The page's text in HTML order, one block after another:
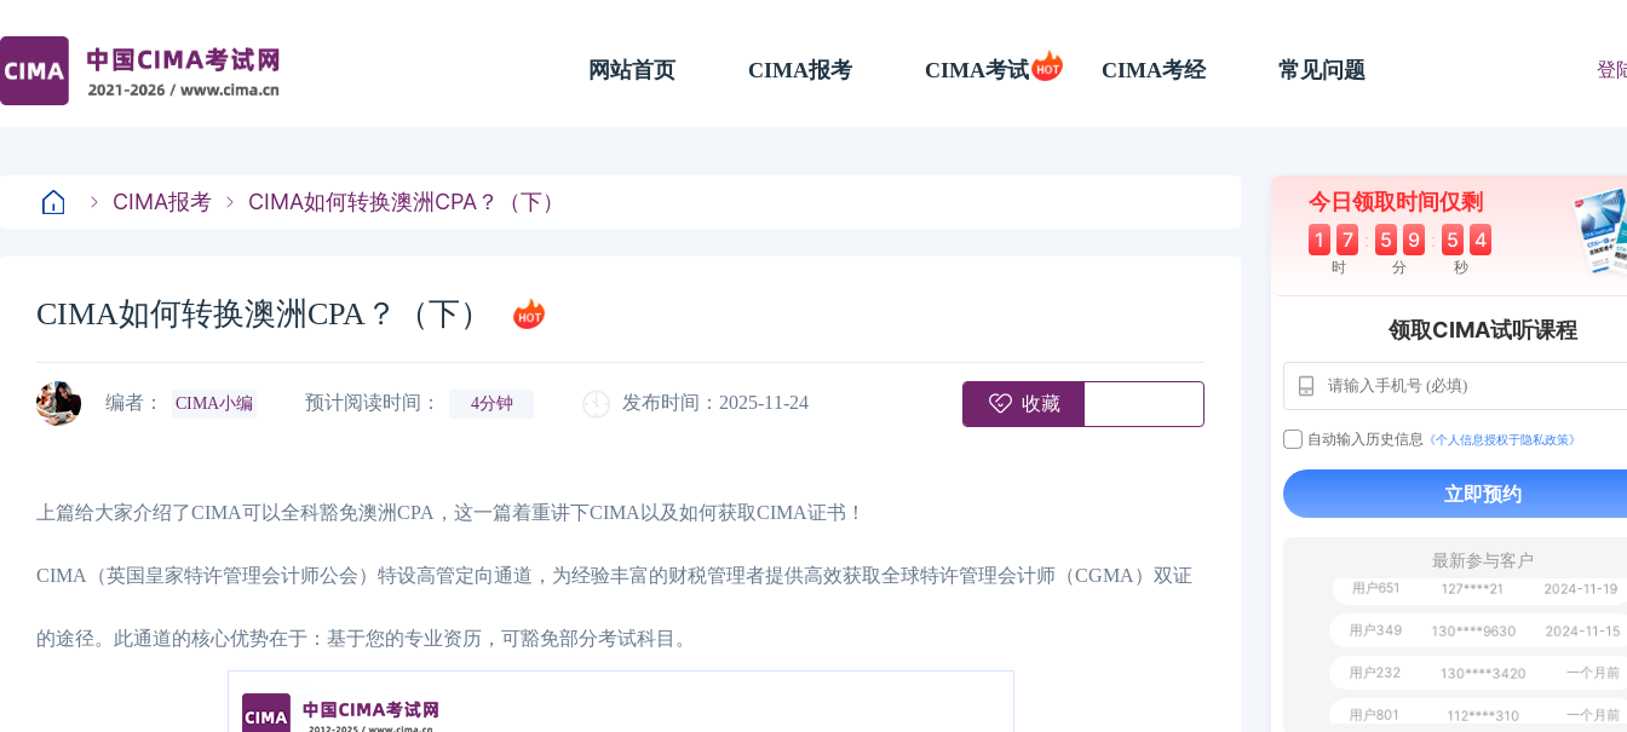
网站首页 CIMA报考 CIMA考试 CIMA考经 常见问题 登
CIMA报考 CIMA如何转换澳洲CPA？（下）
CIMA如何转换澳洲CPA？（下）
编者： CIMA小编 预计阅读时间： 4分钟 发布时间：2025-11-24 收藏
上篇给大家介绍了CIMA可以全科豁免澳洲CPA，这一篇着重讲下CIMA以及如何获取CIMA证书！
CIMA（英国皇家特许管理会计师公会）特设高管定向通道，为经验丰富的财税管理者提供高效获取全球特许管理会计师（CGMA）双证
的途径。此通道的核心优势在于：基于您的专业资历，可豁免部分考试科目。
今日领取时间仅剩
1 7 : 5 9 : 5 3
时 分 秒
领取CIMA试听课程
自动输入历史信息 《个人信息授权于隐私政策》
立即预约
最新参与客户
112****290